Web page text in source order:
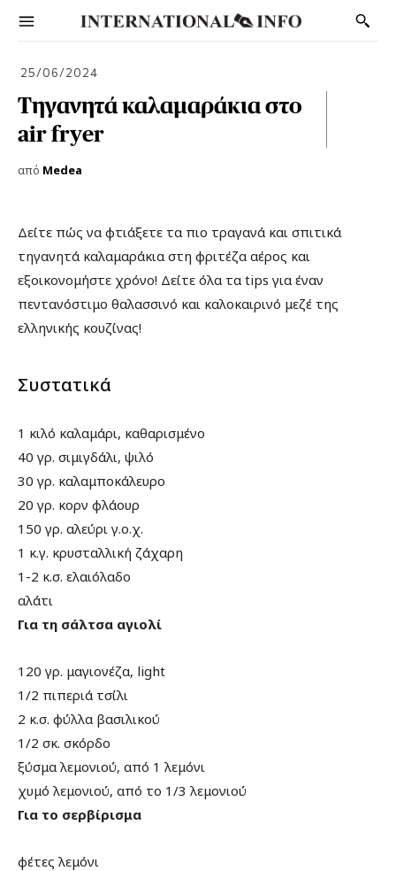
25/06/2024
Τηγανητά καλαμαράκια στο
air fryer
από Medea
Δείτε πώς να φτιάξετε τα πιο τραγανά και σπιτικά
τηγανητά καλαμαράκια στη φριτέζα αέρος και
εξοικονομήστε χρόνο! Δείτε όλα τα tips για έναν
πεντανόστιμο θαλασσινό και καλοκαιρινό μεζέ της
ελληνικής κουζίνας!
Συστατικά
1 κιλό καλαμάρι, καθαρισμένο
40 γρ. σιμιγδάλι, ψιλό
30 γρ. καλαμποκάλευρο
20 γρ. κορν φλάουρ
150 γρ. αλεύρι γ.ο.χ.
1 κ.γ. κρυσταλλική ζάχαρη
1-2 κ.σ. ελαιόλαδο
αλάτι
Για τη σάλτσα αγιολί
120 γρ. μαγιονέζα, light
1/2 πιπεριά τσίλι
2 κ.σ. φύλλα βασιλικού
1/2 σκ. σκόρδο
ξύσμα λεμονιού, από 1 λεμόνι
χυμό λεμονιού, από το 1/3 λεμονιού
Για το σερβίρισμα
φέτες λεμόνι